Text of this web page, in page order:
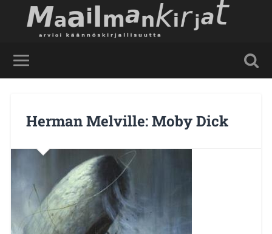
Herman Melville: Moby Dick